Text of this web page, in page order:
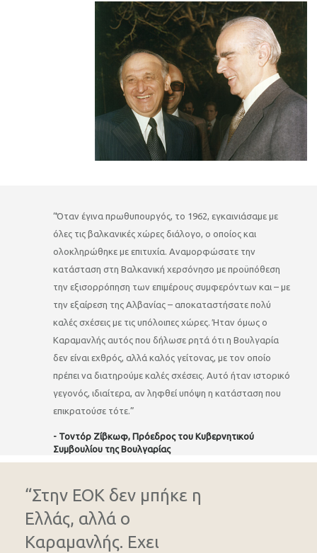
“Όταν έγινα πρωθυπουργός, το 1962, εγκαινιάσαμε με
όλες τις βαλκανικές χώρες διάλογο, ο οποίος και
ολοκληρώθηκε με επιτυχία. Αναμορφώσατε την
κατάσταση στη Βαλκανική χερσόνησο με προϋπόθεση
την εξισορρόπηση των επιμέρους συμφερόντων και – με
την εξαίρεση της Αλβανίας – αποκαταστήσατε πολύ
καλές σχέσεις με τις υπόλοιπες χώρες. Ήταν όμως ο
Καραμανλής αυτός που δήλωσε ρητά ότι η Βουλγαρία
δεν είναι εχθρός, αλλά καλός γείτονας, με τον οποίο
πρέπει να διατηρούμε καλές σχέσεις. Αυτό ήταν ιστορικό
γεγονός, ιδιαίτερα, αν ληφθεί υπόψη η κατάσταση που
επικρατούσε τότε.”
- Τοντόρ Ζίβκωφ, Πρόεδρος του Κυβερνητικού
Συμβουλίου της Βουλγαρίας
“Στην ΕΟΚ δεν μπήκε η
Ελλάς, αλλά ο
Καραμανλής. Εχει